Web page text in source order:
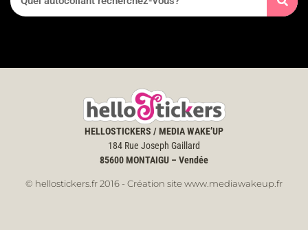
HELLOSTICKERS / MEDIA WAKE’UP
184 Rue Joseph Gaillard
85600MONTAIGU – Vendée
© hellostickers.fr 2016 - Création site www.mediawakeup.fr